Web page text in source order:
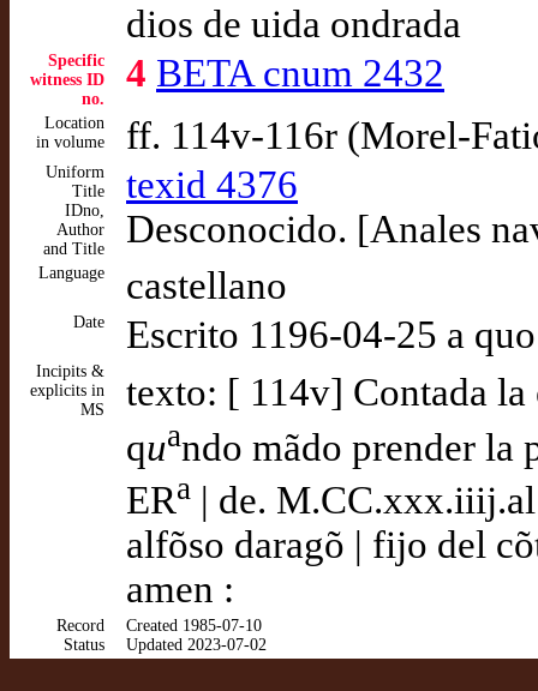
dios de uida ondrada
Specific
witness ID
no.
4 BETA cnum 2432
Location
in volume
ff. 114v-116r (Morel-
Uniform
Title
IDno,
Author
and Title
texid 4376
Desconocido. [Anales
Language castellano
Date Escrito 1196-04-25 a quo
Incipits &
explicits in
MS
texto: [ 114v] Contada la
quando mãdo prender
ERa | de.
alfõso daragõ | fijo del
amen :
Record
Status
Created 1985-07-10
Updated 2023-07-02